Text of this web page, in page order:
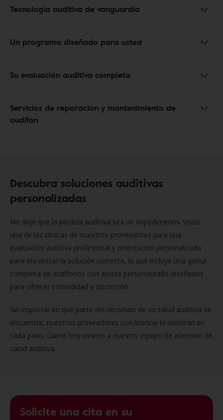
Tecnología auditiva de vanguardia
Un programa diseñado para usted
Su evaluación auditiva completa
Servicios de reparación y mantenimiento de
audífon
Descubra soluciones auditivas
personalizadas
No deje que la pérdida auditiva sea un impedimento. Visite
una de las clínicas de nuestros proveedores para una
evaluación auditiva profesional y orientación personalizada
para encontrar la solución correcta, lo que incluye una gama
completa de audífonos con ajuste personalizado diseñados
para ofrecer comodidad y discreción.
Sin importar en qué parte del recorrido de su salud auditiva se
encuentre, nuestros proveedores con licencia lo asistirán en
cada paso. Llame hoy mismo a nuestro equipo de atención de
salud auditiva.
Solicite una cita en su